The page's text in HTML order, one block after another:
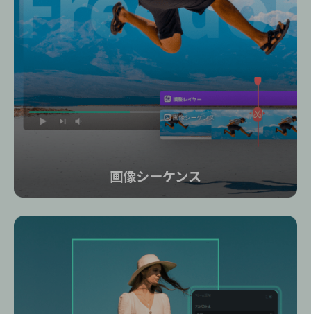
画像シーケンス